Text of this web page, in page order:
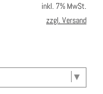
inkl. 7% MwSt.
zzgl. Versand